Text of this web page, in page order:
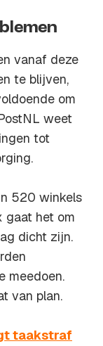
vanaf deze
te blijven,
om
weet
tot
520 winkels
gaat het om
dicht zijn.
meedoen.
van plan.
taakstraf